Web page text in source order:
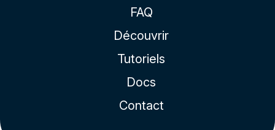
FAQ
Découvrir
Tutoriels
Docs
Contact